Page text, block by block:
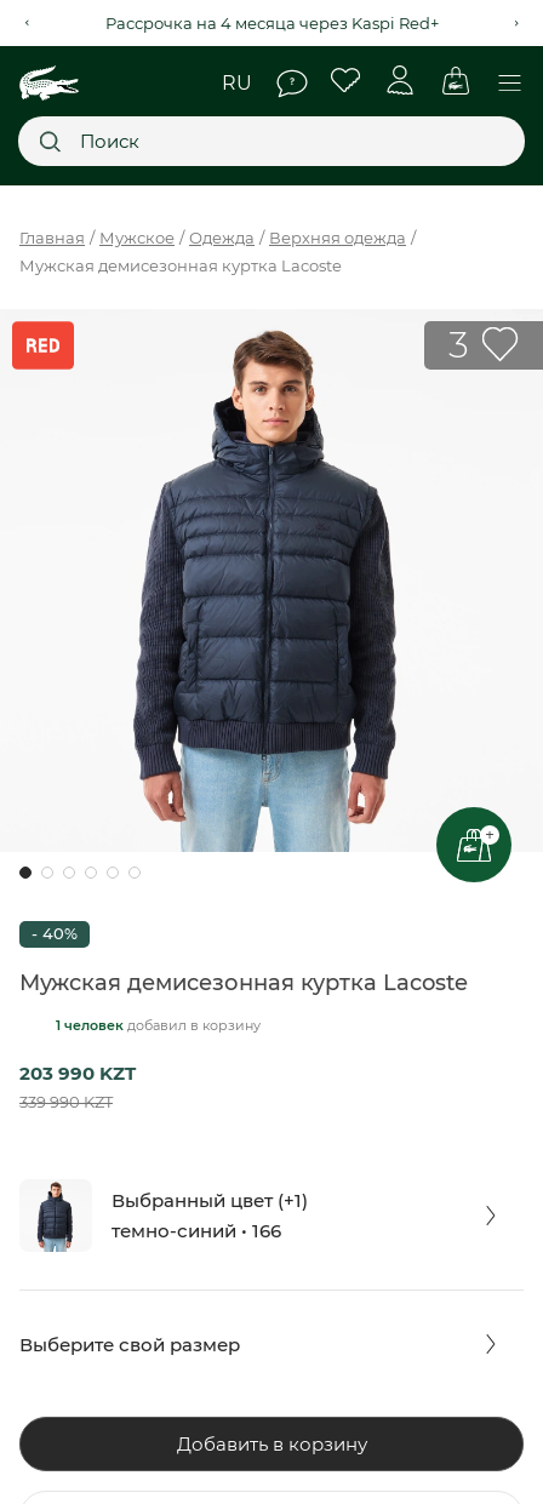
Рассрочка на 4 месяца через Kaspi Red+
НОВИНКИ
SALE
ЖЕНСКОЕ
МЫ LACOSTE
Главная Мужское Одежда
Верхняя одежда
Мужская демисезонная куртка Lacoste
3
+
- 40%
Мужская демисезонная куртка Lacoste
1 человек добавил в корзину
203 990 KZT
339 990 KZT
Выбранный цвет (+1)
темно-синий • 166
Выберите свой размер
Добавить в корзину